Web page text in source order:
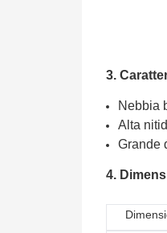
3.
Nebbia
Alta
Grande
4.